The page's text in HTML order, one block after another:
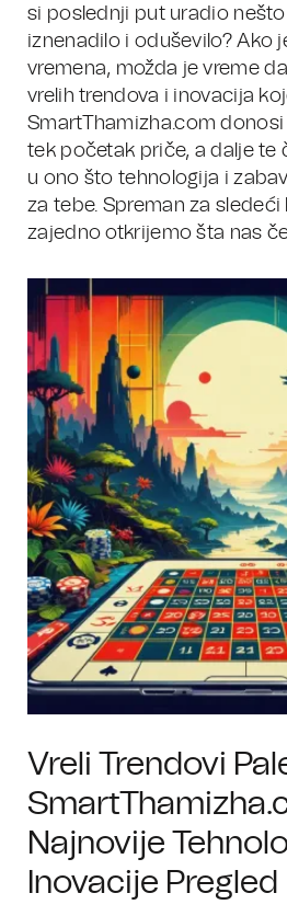
si poslednji put uradio
iznenadilo i oduševilo? Ako
vremena, možda je vreme
vrelih trendova i inovacija
SmartThamizha.com donosi
tek početak priče, a dalje te
u ono što tehnologija i
za tebe. Spreman za sledeći
zajedno otkrijemo šta nas
Vreli Trendovi
Najnovije
Inovacije Pregled